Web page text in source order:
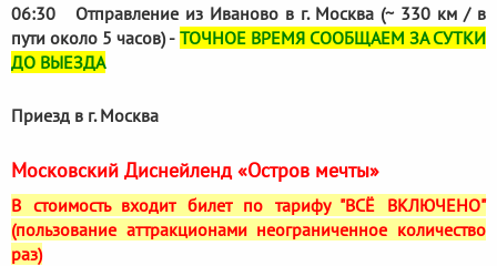
06:30 Отправление из Иваново в г. Москва (~ 330 км / в
пути около 5 часов) - ТОЧНОЕ ВРЕМЯ СООБЩАЕМ ЗА СУТКИ
ДО ВЫЕЗДА
Приезд в г. Москва
Московский Диснейленд «Остров мечты»
В стоимость входит билет по тарифу "ВСЁ ВКЛЮЧЕНО"
(пользование аттракционами неограниченное количество
раз)